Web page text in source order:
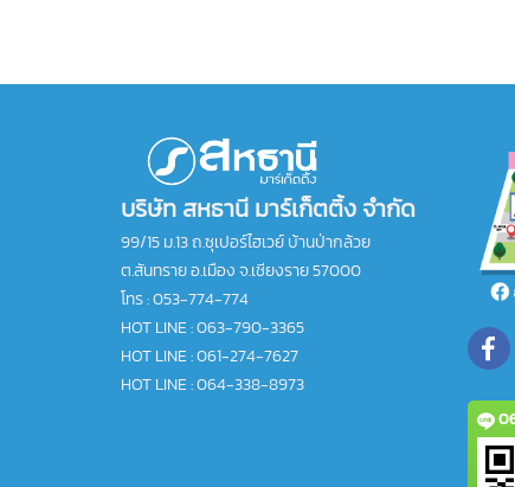
บริษัท สหธานี มาร์เก็ตติ้ง จำกัด
99/15 ม.13 ถ.ซุเปอร์ไฮเวย์ บ้านป่ากล้วย
ต.สันทราย อ.เมือง จ.เชียงราย 57000
โทร :053-774-774
HOT LINE : 063-790-3365
HOT LINE : 061-274-7627
HOT LINE : 064-338-8973